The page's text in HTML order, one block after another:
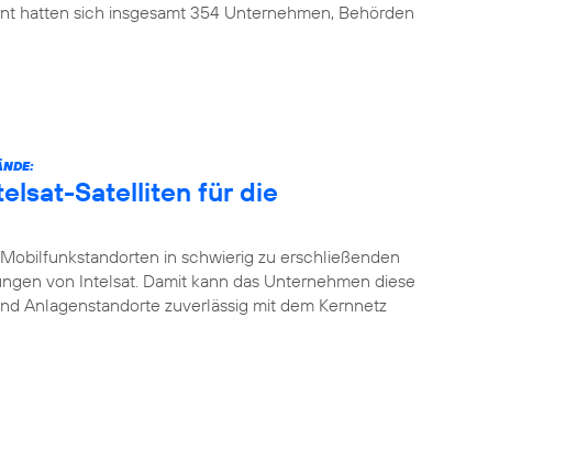
hatten sich insgesamt 354 Unternehmen, Behörden
Satelliten für die
in schwierig zu erschließenden
von Intelsat. Damit kann das Unternehmen diese
Anlagenstandorte zuverlässig mit dem Kernnetz